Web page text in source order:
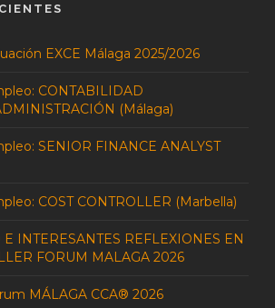
EXCE Málaga 2025/2026
CONTABILIDAD
(Málaga)
SENIOR FINANCE ANALYST
COST CONTROLLER (Marbella)
E INTERESANTES REFLEXIONES EN
FORUM MALAGA 2026
MÁLAGA CCA® 2026